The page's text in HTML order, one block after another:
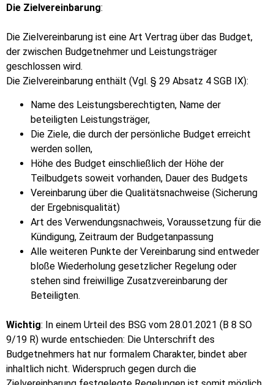
Die Zielvereinbarung:
Die Zielvereinbarung ist eine Art Vertrag über das Budget,
der zwischen Budgetnehmer und Leistungsträger
geschlossen wird.
Die Zielvereinbarung enthält (Vgl. § 29 Absatz 4 SGB IX):
Name des Leistungsberechtigten, Name der
beteiligten Leistungsträger,
Die Ziele, die durch der persönliche Budget erreicht
werden sollen,
Höhe des Budget einschließlich der Höhe der
Teilbudgets soweit vorhanden, Dauer des Budgets
Vereinbarung über die Qualitätsnachweise (Sicherung
der Ergebnisqualität)
Art des Verwendungsnachweis, Voraussetzung für die
Kündigung, Zeitraum der Budgetanpassung
Alle weiteren Punkte der Vereinbarung sind entweder
bloße Wiederholung gesetzlicher Regelung oder
stehen sind freiwillige Zusatzvereinbarung der
Beteiligten.
Wichtig: In einem Urteil des BSG vom 28.01.2021 (B 8 SO
9/19 R) wurde entschieden: Die Unterschrift des
Budgetnehmers hat nur formalem Charakter, bindet aber
inhaltlich nicht. Widerspruch gegen durch die